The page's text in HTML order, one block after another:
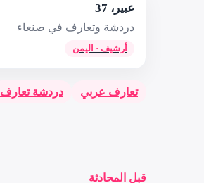
عبير، 37
دردشة وتعارف في صنعاء
أرشيف · اليمن
تعارف عربي دردشة تعارف
قبل المحادثة